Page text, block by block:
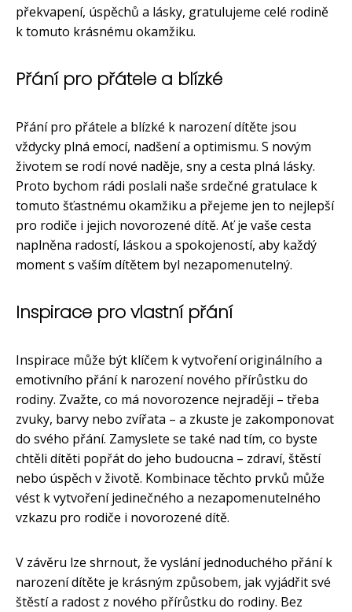
překvapení, úspěchů a lásky, gratulujeme celé rodině
k tomuto krásnému okamžiku.
Přání pro přátele a blízké
Přání pro přátele a blízké k narození dítěte jsou
vždycky plná emocí, nadšení a optimismu. S novým
životem se rodí nové naděje, sny a cesta plná lásky.
Proto bychom rádi poslali naše srdečné gratulace k
tomuto šťastnému okamžiku a přejeme jen to nejlepší
pro rodiče i jejich novorozené dítě. Ať je vaše cesta
naplněna radostí, láskou a spokojeností, aby každý
moment s vaším dítětem byl nezapomenutelný.
Inspirace pro vlastní přání
Inspirace může být klíčem k vytvoření originálního a
emotivního přání k narození nového přírůstku do
rodiny. Zvažte, co má novorozence nejraději – třeba
zvuky, barvy nebo zvířata – a zkuste je zakomponovat
do svého přání. Zamyslete se také nad tím, co byste
chtěli dítěti popřát do jeho budoucna – zdraví, štěstí
nebo úspěch v životě. Kombinace těchto prvků může
vést k vytvoření jedinečného a nezapomenutelného
vzkazu pro rodiče i novorozené dítě.
V závěru lze shrnout, že vyslání jednoduchého přání k
narození dítěte je krásným způsobem, jak vyjádřit své
štěstí a radost z nového přírůstku do rodiny. Bez